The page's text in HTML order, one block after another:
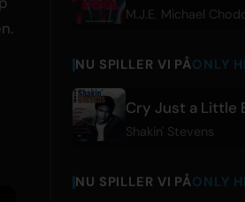
M.J.E Michael
NU SPILLER VI PÅONLY
Cry Just a Little
Shakin' Stevens
NU SPILLER VI PÅONLY